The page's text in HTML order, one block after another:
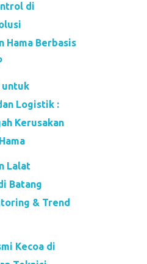
di
Hama Berbasis
untuk
Logistik :
Kerusakan
Lalat
Batang
& Trend
Kecoa di